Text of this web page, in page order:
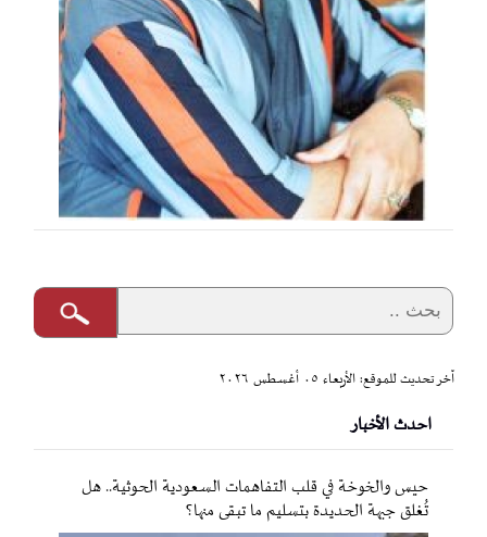
آخر تحديث للموقع: الأربعاء ٠٥ أغسطس ٢٠٢٦
احدث الأخبار
حيس والخوخة في قلب التفاهمات السعودية الحوثية.. هل
تُغلق جبهة الحديدة بتسليم ما تبقى منها؟